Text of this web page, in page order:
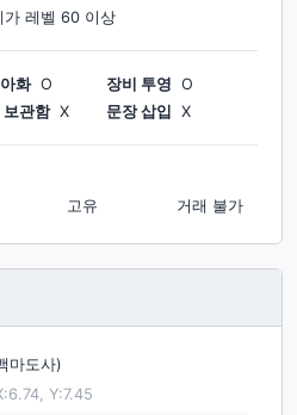
가 레벨 60 이상
화 O 장비 투영 O
보관함 X 문장 삽입 X
거래 불가
고유
마도사)
Y:7.45